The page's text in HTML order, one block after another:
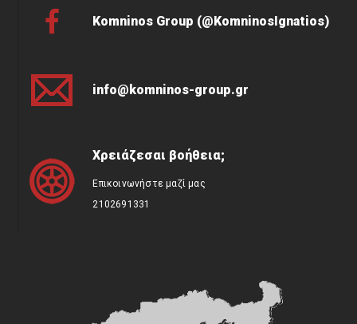
Komninos Group (@KomninosIgnatios)
info@komninos-group.gr
Χρειάζεσαι βοήθεια;
Επικοινωνήστε μαζί μας
2102691331